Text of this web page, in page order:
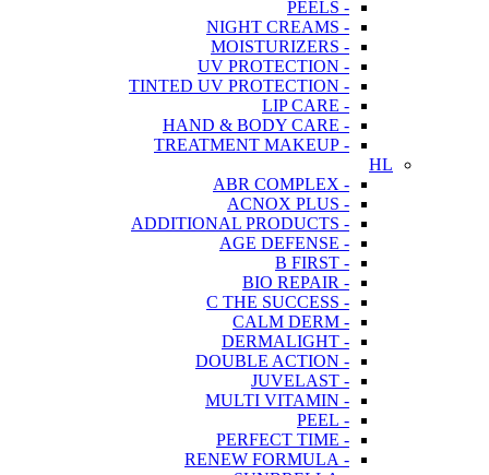
- PEELS
- NIGHT CREAMS
- MOISTURIZERS
- UV PROTECTION
- TINTED UV PROTECTION
- LIP CARE
- HAND & BODY CARE
- TREATMENT MAKEUP
HL
- ABR COMPLEX
- ACNOX PLUS
- ADDITIONAL PRODUCTS
- AGE DEFENSE
- B FIRST
- BIO REPAIR
- C THE SUCCESS
- CALM DERM
- DERMALIGHT
- DOUBLE ACTION
- JUVELAST
- MULTI VITAMIN
- PEEL
- PERFECT TIME
- RENEW FORMULA